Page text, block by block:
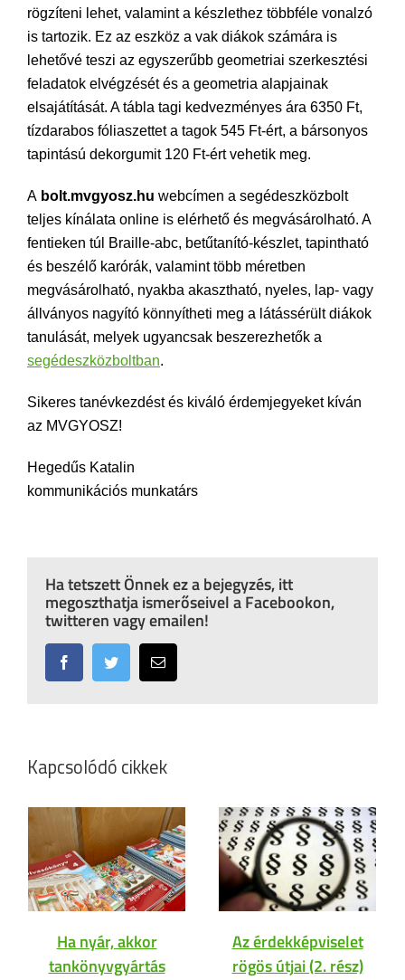
rögzíteni lehet, valamint a készlethez többféle vonalzó
is tartozik. Ez az eszköz a vak diákok számára is
lehetővé teszi az egyszerűbb geometriai szerkesztési
feladatok elvégzését és a geometria alapjainak
elsajátítását. A tábla tagi kedvezményes ára 6350 Ft,
tízdarabos fóliaszettet a tagok 545 Ft-ért, a bársonyos
tapintású dekorgumit 120 Ft-ért vehetik meg.
A bolt.mvgyosz.hu webcímen a segédeszközbolt
teljes kínálata online is elérhető és megvásárolható. A
fentieken túl Braille-abc, betűtanító-készlet, tapintható
és beszélő karórák, valamint több méretben
megvásárolható, nyakba akasztható, nyeles, lap- vagy
állványos nagyító könnyítheti meg a látássérült diákok
tanulását, melyek ugyancsak beszerezhetők a
segédeszközboltban.
Sikeres tanévkezdést és kiváló érdemjegyeket kíván
az MVGYOSZ!
Hegedűs Katalin
kommunikációs munkatárs
Ha tetszett Önnek ez a bejegyzés, itt
megoszthatja ismerőseivel a Facebookon,
twitteren vagy emailen!
FacebookTwitter Email:
Kapcsolódó cikkek
Ha nyár, akkor
tankönyvgyártás
Az érdekképviselet
rögös útjai (2. rész)